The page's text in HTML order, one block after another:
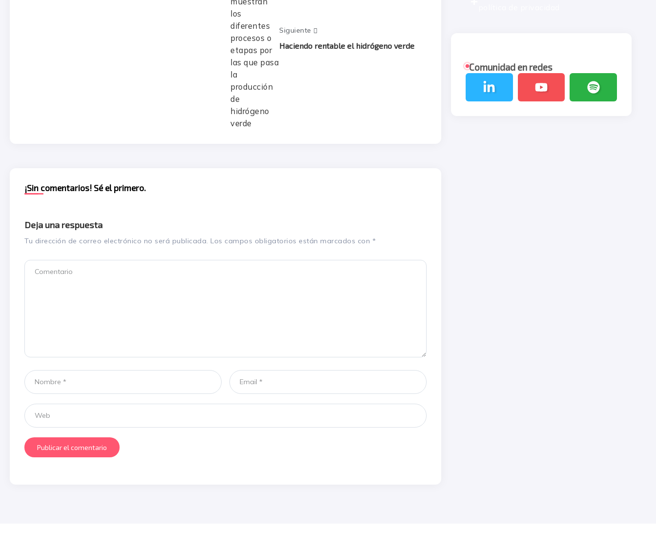
Siguiente
Haciendo rentable el hidrógeno verde
¡Sin comentarios! Sé el primero.
Deja una respuesta
Tu dirección de correo electrónico no será publicada. Los campos obligatorios están marcados con *
Comunidad en redes